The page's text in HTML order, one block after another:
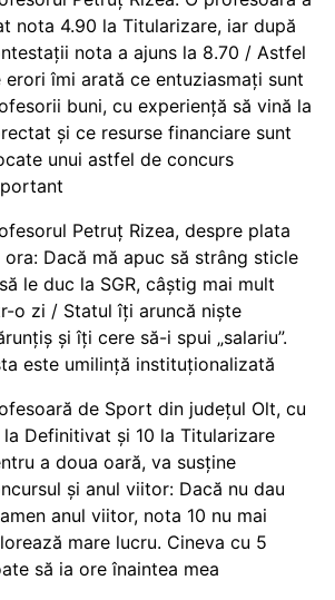
nota 4.90 la Titularizare, iar după
nota a ajuns la 8.70 / Astfel
erori îmi arată ce entuziasmați sunt
buni, cu experiență să vină la
și ce resurse financiare sunt
unui astfel de concurs
Petruț Rizea, despre plata
ora: Dacă mă apuc să strâng sticle
le duc la SGR, câștig mai mult
o zi / Statul îți aruncă niște
și îți cere să-i spui „salariu”.
este umilință instituționalizată
de Sport din județul Olt, cu
la Definitivat și 10 la Titularizare
a doua oară, va susține
și anul viitor: Dacă nu dau
anul viitor, nota 10 nu mai
mare lucru. Cineva cu 5
să ia ore înaintea mea